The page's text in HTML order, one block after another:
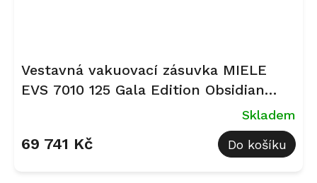
Vestavná vakuovací zásuvka MIELE
EVS 7010 125 Gala Edition Obsidian
Skladem
69 741 Kč Do košíku